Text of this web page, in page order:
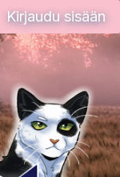
Kirjaudu sisään